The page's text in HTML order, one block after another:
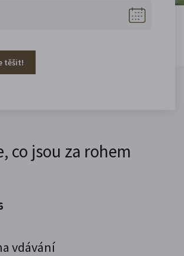
těšit!
co jsou za rohem
vdávání